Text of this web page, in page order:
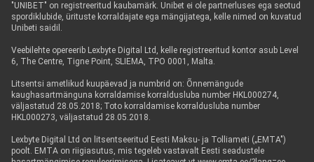
"UNIBET" on registreeritud kaubamärk. Unibet ei ole partnerluses ega seotud
spordiklubide, ürituste korraldajate ega mängijatega, kelle nimed on kuvatud
Unibeti saidil.
Veebilehte opereerib Lexbyte Digital Ltd, kelle registreeritud kontor asub Level
6, The Centre, Tigne Point, SLIEMA, TPO 0001, Malta.
Litsentsi ametlikud kuupäevad ja numbrid on: Õnnemängude
kaughasartmänguna korraldamise korraldusluba number HKL000274,
väljastatud 28.05.2018; Toto korraldamise korraldusluba number
HKL000273, väljastatud 28.05.2018.
Lexbyte Digital Ltd on litsentseeritud Eesti Maksu- ja Tolliameti („EMTA")
poolt. EMTA on riigiasutus, mis tegeleb vastavalt Eesti seadustele